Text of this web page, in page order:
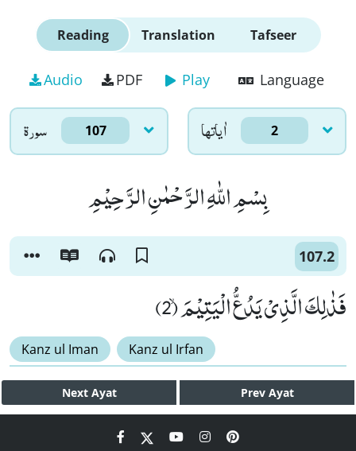
Reading Translation Tafseer
Audio PDF Play Language
سورۃ 107 اٰياتها 2
بِسْمِ اللّٰهِ الرَّحْمٰنِ الرَّحِیْمِ
107.2
فَذٰلِكَ الَّذِیْ یَدُعُّ الْیَتِیْمَۙ (2)
Kanz ul Iman Kanz ul Irfan
Next Ayat Prev Ayat